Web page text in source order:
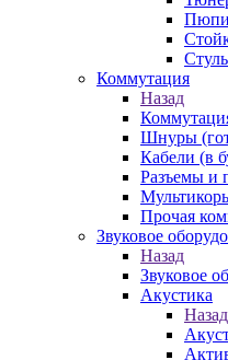
Коммутация
Назад
Шнуры
Кабели (в
Разъемы и
Прочая
Звуковое
Назад
Звуковое
Акустика
Назад